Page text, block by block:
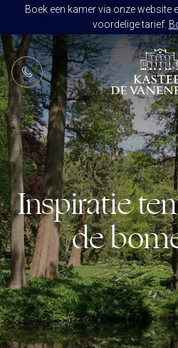
Boek een kamer via onze website
voordelige tarief.
NL
RESTAURANT DE VANENBURG
BRASSERIE DE HOEVE
CULINAIR GENIETEN ARRANGEMENT
KAMERS
ARRANGEMENTEN
ALLES OP ÉÉN LOCATIE
TROUWZALEN
VOORBEELDOFFERTE
BRUIDSSUITE
TROUWLOCATIE ROUTE
ARRANGEMENTEN
ACTIVITEITEN
CONGRES OF CONFERENTIE
EVENEMENT
VERGADERING
VERGADEREN MET OVERNACHTING
ZALEN
JUBILEUM
FEEST
CONCERT
GROEPSDINER
UITVAART EN CONDOLEANCE
OVER KASTEEL DE VANENBURG
GESCHIEDENIS
ONS TEAM
AGENDA
Inspiratie
de